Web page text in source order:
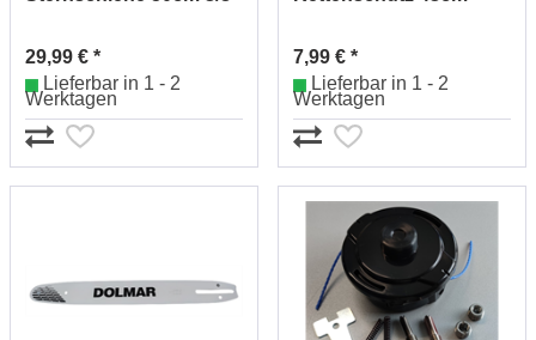
29,99 € *
Lieferbar in 1 - 2
Werktagen
7,99 € *
Lieferbar in 1 - 2
Werktagen